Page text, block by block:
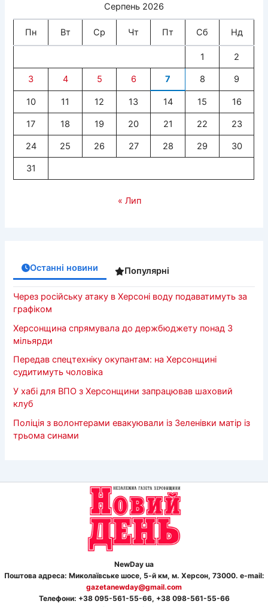
Серпень 2026
Пн Вт Ср Чт Пт Сб Нд
1 2
3 4 5 6 7 8 9
10 11 12 13 14 15 16
17 18 19 20 21 22 23
24 25 26 27 28 29 30
31
« Лип
Останні новини Популярні
Через російську атаку в Херсоні воду подаватимуть за
графіком
Херсонщина спрямувала до держбюджету понад 3
мільярди
Передав спецтехніку окупантам: на Херсонщині
судитимуть чоловіка
У хабі для ВПО з Херсонщини запрацював шаховий
клуб
Поліція з волонтерами евакуювали із Зеленівки матір із
трьома синами
NewDay ua
Поштова адреса: Миколаївське шосе, 5-й км, м. Херсон, 73000. e-mail:
gazetanewday@gmail.com
Телефони: +38 095-561-55-66, +38 098-561-55-66